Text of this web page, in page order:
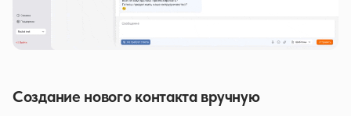
Создание нового контакта вручную